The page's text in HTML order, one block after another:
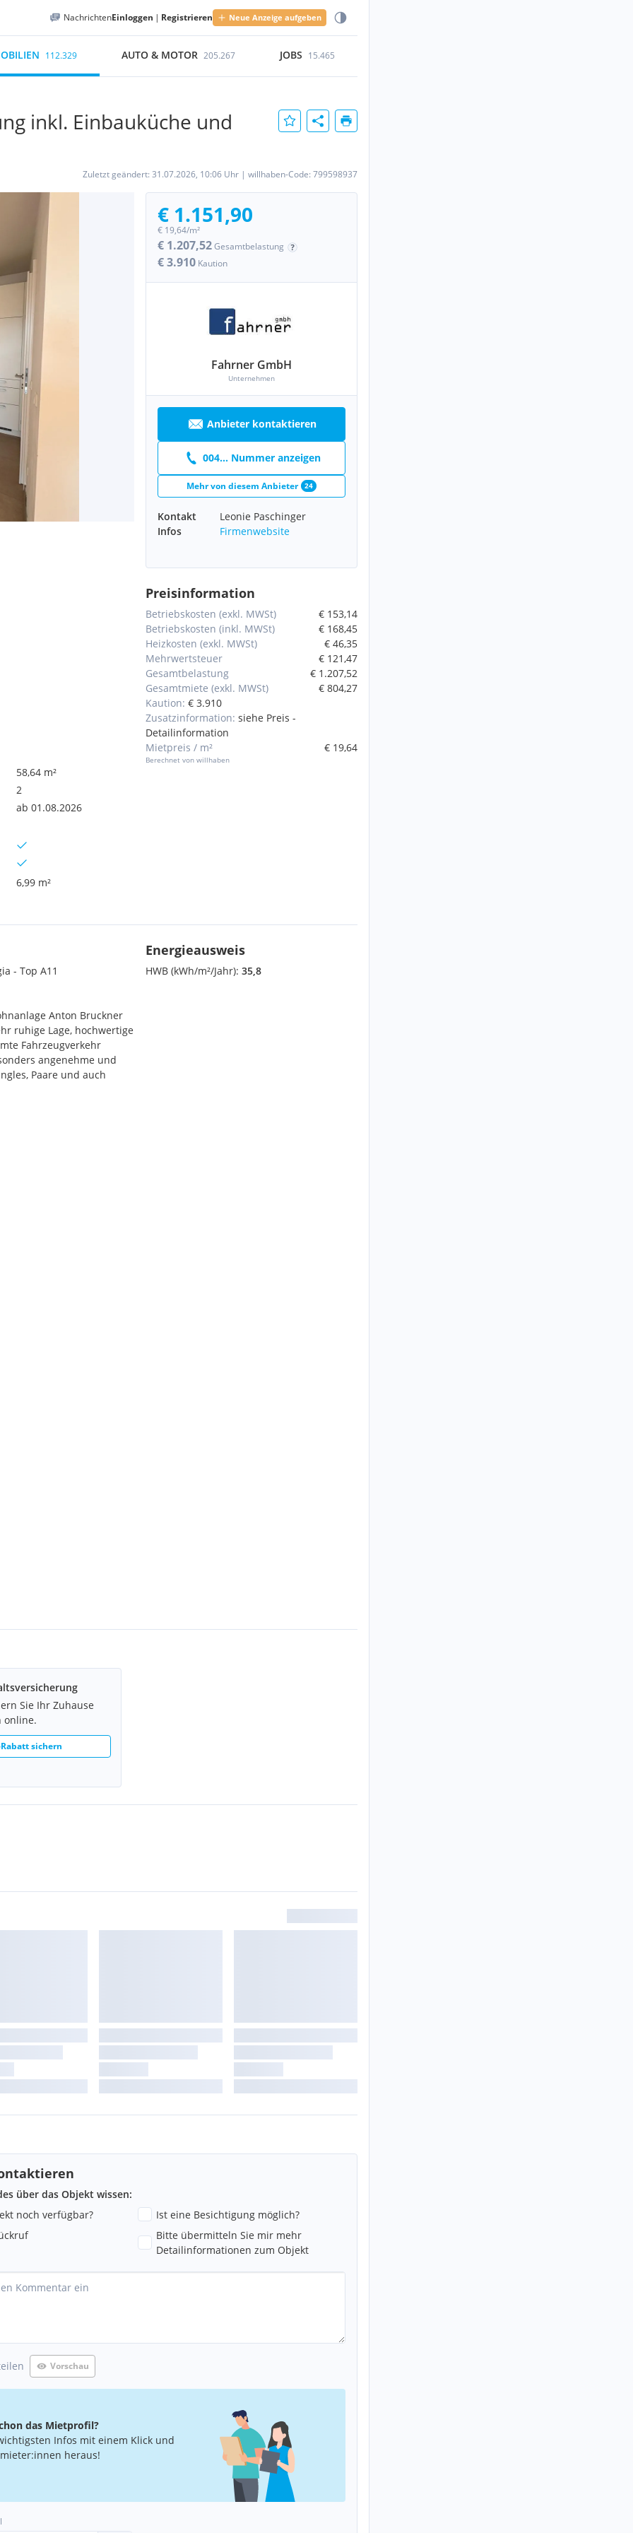
NachrichtenEinloggen | Registrieren Neue Anzeige aufgeben
112.329 AUTO & MOTOR 205.267 JOBS 15.465
inkl. Einbauküche und
Zuletzt geändert: 31.07.2026, 10:06 Uhr | willhaben-Code: 799598937
€ 1.151,90
€ 19,64/m²
€ 1.207,52Gesamtbelastung
€ 3.910 Kaution
Fahrner GmbH
Unternehmen
Anbieter kontaktieren
004... Nummer anzeigen
Mehr von diesem Anbieter 24
Kontakt
Leonie Paschinger
Infos
Firmenwebsite
58,64 m²
2
ab 01.08.2026
6,99 m²
Preisinformation
Betriebskosten (exkl. MWSt)
€ 153,14
Betriebskosten (inkl. MWSt)
€ 168,45
Heizkosten (exkl. MWSt)
€ 46,35
Mehrwertsteuer
€ 121,47
Gesamtbelastung
€ 1.207,52
Gesamtmiete (exkl. MWSt)
€ 804,27
Kaution: € 3.910
Zusatzinformation: siehe Preis -
Detailinformation
Mietpreis / m²
Berechnet von willhaben
€ 19,64
- Top A11
Anton Bruckner
ruhige Lage, hochwertige
Fahrzeugverkehr
angenehme und
Paare und auch
im Zentrum von
und ein
Die Städte Linz,
wir uns auf Ihre
Energieausweis
HWB (kWh/m²/Jahr): 35,8
Sie Ihr Zuhause
online.
sichern
über das Objekt wissen:
noch verfügbar?
Ist eine Besichtigung möglich?
Bitte übermitteln Sie mir mehr
Detailinformationen zum Objekt
Vorschau
das Mietprofil?
Infos mit einem Klick und
heraus!